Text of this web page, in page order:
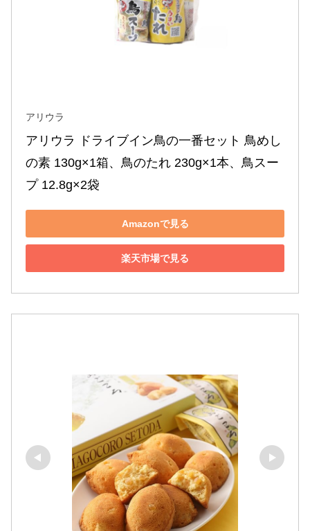
アリウラ
アリウラ ドライブイン鳥の一番セット 鳥めし
の素 130g×1箱、鳥のたれ 230g×1本、鳥スー
プ 12.8g×2袋
Amazonで見る
楽天市場で見る